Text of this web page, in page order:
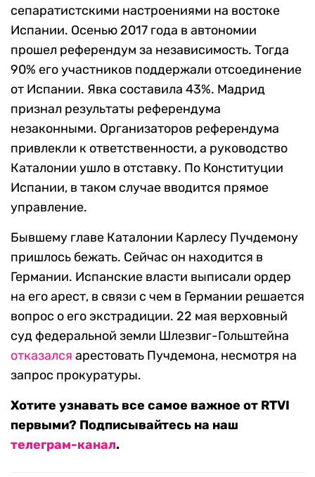
сепаратистскими настроениями на востоке
Испании. Осенью 2017 года в автономии
прошел референдум за независимость. Тогда
90% его участников поддержали отсоединение
от Испании. Явка составила 43%. Мадрид
признал результаты референдума
незаконными. Организаторов референдума
привлекли к ответственности, а руководство
Каталонии ушло в отставку. По Конституции
Испании, в таком случае вводится прямое
управление.
Бывшему главе Каталонии Карлесу Пучдемону
пришлось бежать. Сейчас он находится в
Германии. Испанские власти выписали ордер
на его арест, в связи с чем в Германии решается
вопрос о его экстрадиции. 22 мая верховный
суд федеральной земли Шлезвиг-Гольштейна
отказался арестовать Пучдемона, несмотря на
запрос прокуратуры.
Хотите узнавать все самое важное от RTVI
первыми? Подписывайтесь на наш
телеграм-канал.